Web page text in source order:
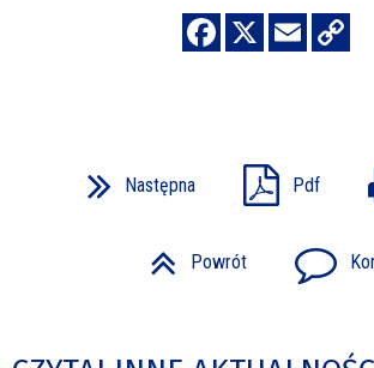
Następna Pdf
Powrót